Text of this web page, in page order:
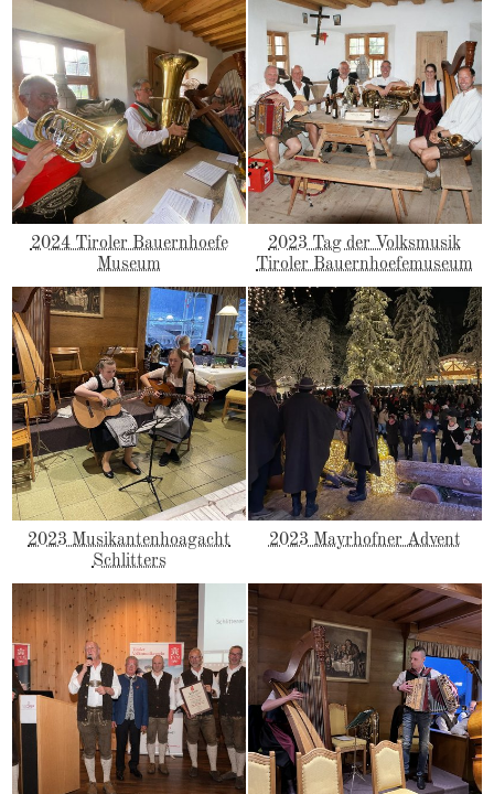
2024 Tiroler Bauernhoefe
Museum
2023 Tag der Volksmusik
Tiroler Bauernhoefemuseum
2023 Musikantenhoagacht
Schlitters
2023 Mayrhofner Advent